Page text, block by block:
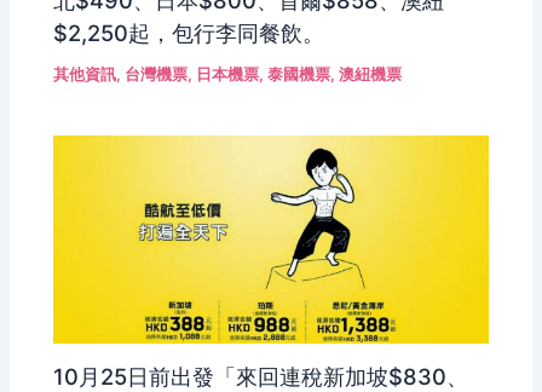
$2,250起，包行李同餐飲。
其他資訊, 台灣機票, 日本機票,泰國機票,澳紐機票
10月25日前出發「來回連稅新加坡$830、